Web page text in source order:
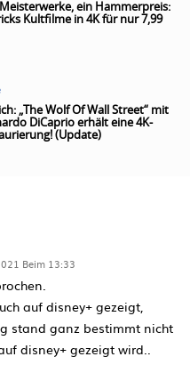
ein Hammerpreis:
Kultfilme in 4K für nur 7,99
„The Wolf Of Wall Street“ mit
DiCaprio erhält eine 4K-
(Update)
Beim 13:33
auf disney+ gezeigt,
stand ganz bestimmt nicht
disney+ gezeigt wird..